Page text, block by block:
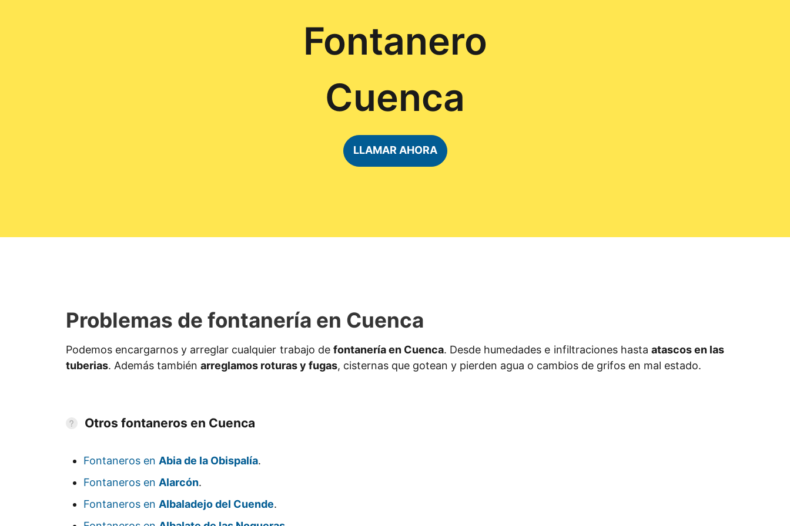
Fontanero
Cuenca
LLAMAR AHORA
Problemas de fontanería en Cuenca
Podemos encargarnos y arreglar cualquier trabajo de fontanería en Cuenca. Desde humedades e infiltraciones hasta atascos en las
tuberias. Además también arreglamos roturas y fugas, cisternas que gotean y pierden agua o cambios de grifos en mal estado.
Otros fontaneros en Cuenca
Fontaneros en Abia de la Obispalía.
Fontaneros en Alarcón.
Fontaneros en Albaladejo del Cuende.